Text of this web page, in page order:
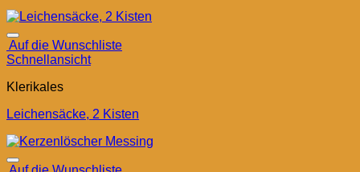
Auf die Wunschliste
Schnellansicht
Klerikales
Leichensäcke, 2 Kisten